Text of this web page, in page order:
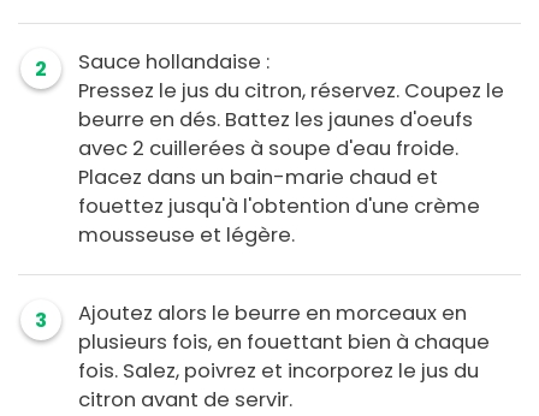
2
Sauce hollandaise :
Pressez le jus du citron, réservez. Coupez le
beurre en dés. Battez les jaunes d'oeufs
avec 2 cuillerées à soupe d'eau froide.
Placez dans un bain-marie chaud et
fouettez jusqu'à l'obtention d'une crème
mousseuse et légère.
3
Ajoutez alors le beurre en morceaux en
plusieurs fois, en fouettant bien à chaque
fois. Salez, poivrez et incorporez le jus du
citron avant de servir.